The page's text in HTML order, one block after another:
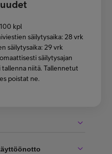
kpl
säilytysaika: 28 vrk
säilytysaika: 29 vrk
säilytysajan
niitä. Tallennetut
poistat ne.